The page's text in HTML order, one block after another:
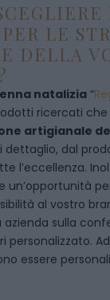
LE
DELLA
natalizia “
ricercati che
artigianale
dettaglio, dal
l’eccellenza.
un’opportunità
al vostro
azienda sulla
personalizzato.
essere